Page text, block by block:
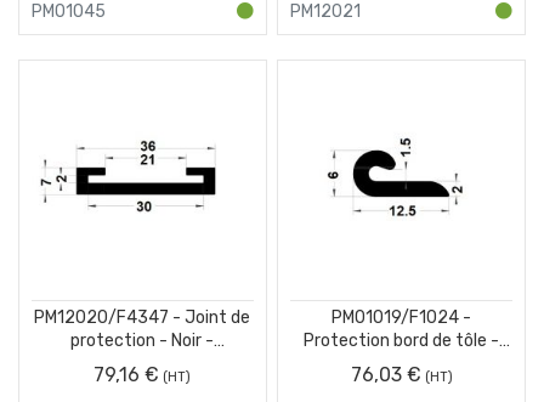
PM01045 PM12021
PM12020/F4347 - Joint de
protection - Noir -
Couronne 25 m
79,16 €
PM01019/F1024 -
Protection bord de tôle -
Noir - Couronne 50 m
76,03 €